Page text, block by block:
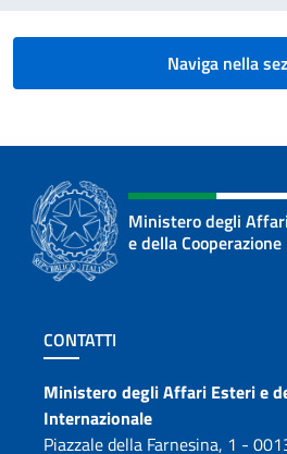
Naviga nella
Ministero degli
e della
Sezione footer
CONTATTI
Contatti
Ministero degli Affari Esteri e
Internazionale
Piazzale della Farnesina, 1 -